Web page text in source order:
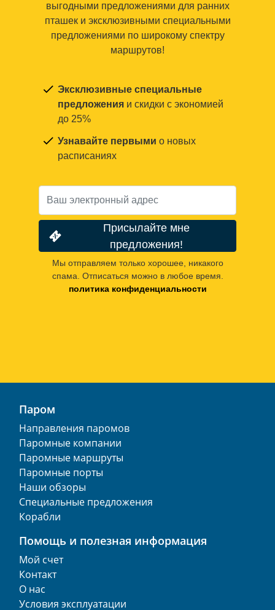
выгодными предложениями для ранних
пташек и эксклюзивными специальными
предложениями по широкому спектру
маршрутов!
Эксклюзивные специальные
предложения и скидки с экономией
до 25%
Узнавайте первыми о новых
расписаниях
Присылайте мне
предложения!
Мы отправляем только хорошее, никакого
спама. Отписаться можно в любое время.
политика конфиденциальности
Паром
Направления паромов
Паромные компании
Паромные маршруты
Паромные порты
Наши обзоры
Специальные предложения
Корабли
Помощь и полезная информация
Мой счет
Контакт
О нас
Условия эксплуатации